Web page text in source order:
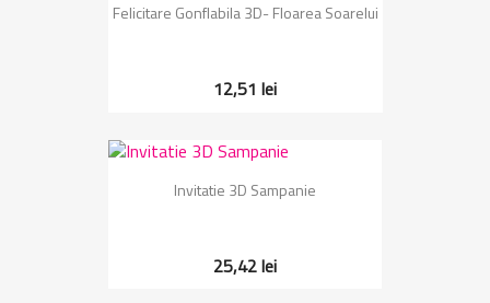
Felicitare Gonflabila 3D- Floarea Soarelui
12,51 lei
Invitatie 3D Sampanie
25,42 lei